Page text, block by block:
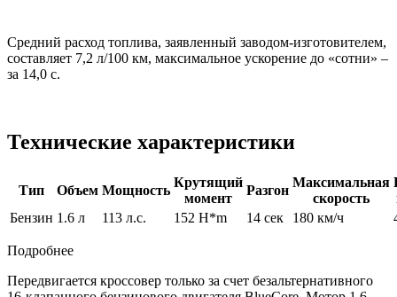
Средний расход топлива, заявленный заводом-изготовителем,
составляет 7,2 л/100 км, максимальное ускорение до «сотни» –
за 14,0 с.
Технические характеристики
Тип Объем Мощность
Крутящий
момент
Разгон
Максимальная
скорость
Бензин 1.6 л 113 л.с. 152 H*m 14 сек 180 км/ч
Подробнее
Передвигается кроссовер только за счет безальтернативного